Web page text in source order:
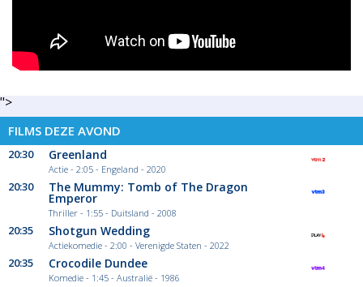
">
FILMS DEZE AVOND
20:30 Greenland
Actie - 2:05 - Engeland - 2020
20:30 The Mummy: Tomb of The Dragon
Emperor
Thriller - 1:55 - Duitsland - 2008
20:35 Shotgun Wedding
Actiekomedie - 2:00 - Verenigde Staten - 2022
20:35 Crocodile Dundee
Komedie - 1:45 - Australië - 1986